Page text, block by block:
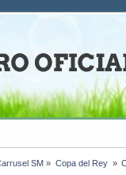
SM » Copa del Rey »